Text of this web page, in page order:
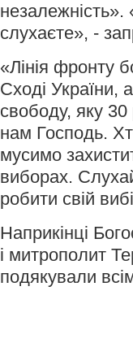
незалежність».
слухаєте», -
«Лінія фронту
Сході України,
свободу, яку 30
нам Господь.
мусимо
виборах.
робити свій
Наприкінці
і митрополит
подякували